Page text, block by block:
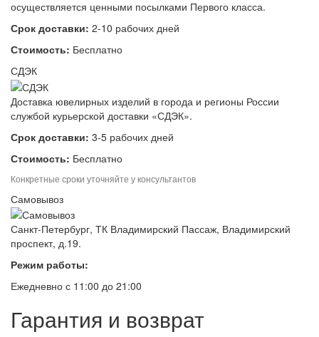
осуществляется ценными посылками Первого класса.
Срок доставки: 2-10 рабочих дней
Стоимость: Бесплатно
СДЭК
Доставка ювелирных изделий в города и регионы России
службой курьерской доставки «СДЭК».
Срок доставки: 3-5 рабочих дней
Стоимость: Бесплатно
Конкретные сроки уточняйте у консультантов
Самовывоз
Санкт-Петербург, ТК Владимирский Пассаж, Владимирский
проспект, д.19.
Режим работы:
Ежедневно с 11:00 до 21:00
Гарантия и возврат